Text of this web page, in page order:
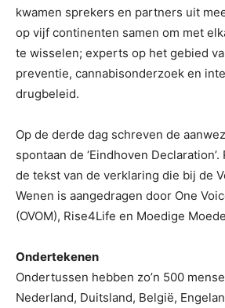
kwamen sprekers en partners uit
op vijf continenten samen om met
te wisselen; experts op het gebied
preventie, cannabisonderzoek en
drugbeleid.
Op de derde dag schreven de
spontaan de ‘Eindhoven
de tekst van de verklaring die bij de
Wenen is aangedragen door One
(OVOM), Rise4Life en Moedige
Ondertekenen
Ondertussen hebben zo’n 500
Nederland, Duitsland, België,